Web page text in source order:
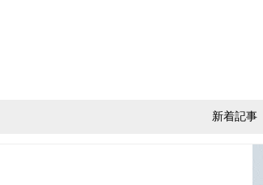
新着記事